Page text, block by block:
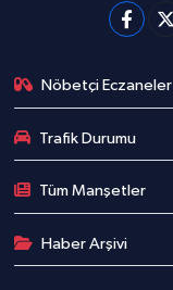
Nöbetçi Eczaneler
Trafik Durumu
Tüm Manşetler
Haber Arşivi